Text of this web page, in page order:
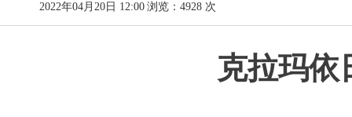
2022年04月20日 12:00 浏览：4928 次
克拉玛依